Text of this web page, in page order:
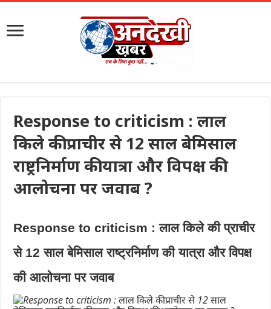
Response to criticism : लाल
किले की प्राचीर से 12 साल बेमिसाल
राष्ट्रनिर्माण की यात्रा और विपक्ष की
आलोचना पर जवाब ?
Response to criticism : लाल किले की प्राचीर
से 12 साल बेमिसाल राष्ट्रनिर्माण की यात्रा और विपक्ष
की आलोचना पर जवाब